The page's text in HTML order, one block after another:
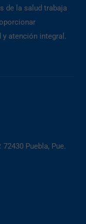
de la salud trabaja
atención integral.
Puebla, Pue.